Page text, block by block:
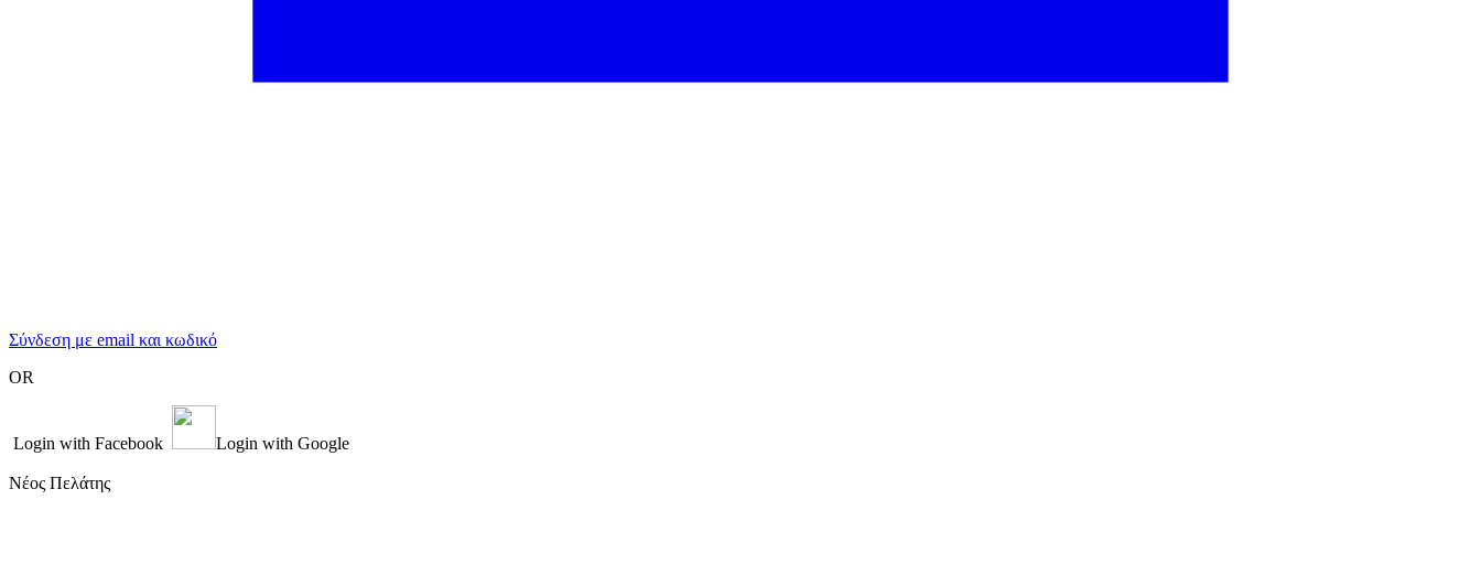
Σύνδεση με email και κωδικό
OR
Login with Facebook Login with Google
Νέος Πελάτης